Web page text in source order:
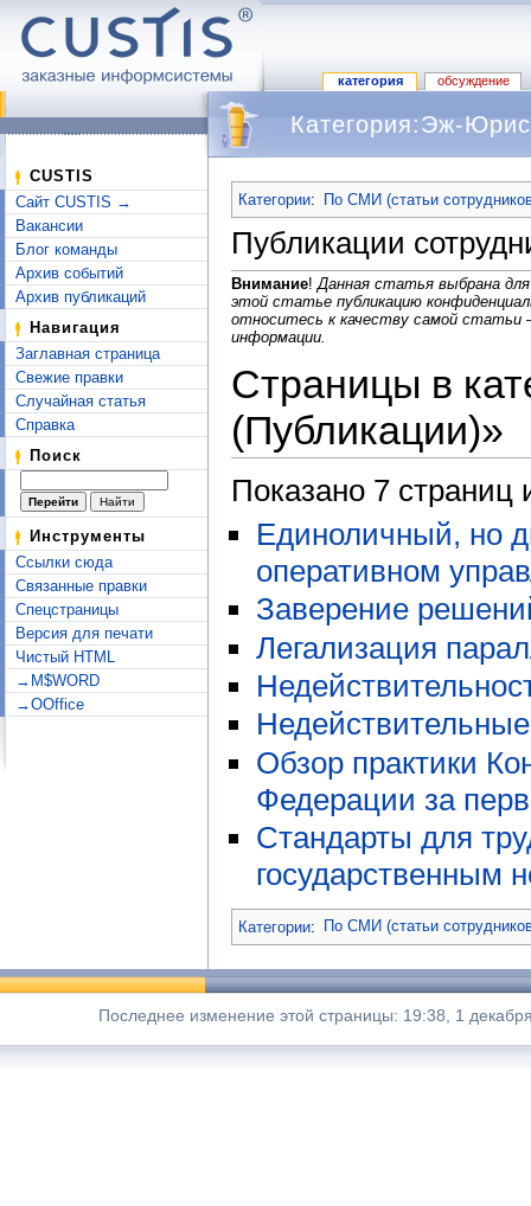
категория обсуждение
CUSTIS
Сайт CUSTIS →
Вакансии
Блог команды
Архив событий
Архив публикаций
Навигация
Заглавная страница
Свежие правки
Случайная статья
Справка
Поиск
Инструменты
Ссылки сюда
Связанные правки
Спецстраницы
Версия для печати
Чистый HTML
→M$WORD
→OOffice
Категория:Эж-
Категории: По СМИ (статьи
Публикации
Внимание! Данная статья выбрана
этой статье публикацию
относитесь к качеству самой статьи
информации.
Страницы в
(Публикации)»
Показано 7 страниц
Единоличный, но
оперативном
Заверение
Легализация
Обзор практики
Федерации за
Стандарты для
государственным
Категории: По СМИ (статьи
Последнее изменение этой страницы: 19:38, 1